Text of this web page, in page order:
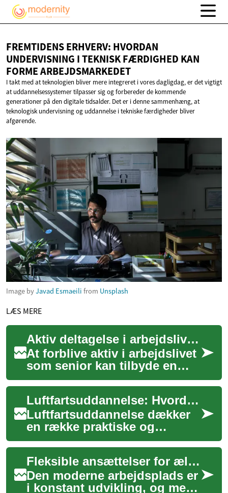
FREMTIDENS ERHVERV: HVORDAN
UNDERVISNING I TEKNISK FÆRDIGHED KAN
FORME ARBEJDSMARKEDET
I takt med at teknologien bliver mere integreret i vores dagligdag, er det vigtigt
at uddannelsessystemer tilpasser sig og forbereder de kommende
generationer på den digitale tidsalder. Det er i denne sammenhæng, at
teknologisk undervisning og uddannelse i tekniske færdigheder bliver
afgørende.
Image byJavad Esmaeili from Unsplash
LÆS MERE
Aktiv deltagelse i arbejdslivet for seniorer
At forblive aktiv i arbejdslivet
som senior kan tilbyde en
række fordele, både
personligt og
samfundsmæssigt. Med en ...
Luftfartsuddannelse: Hvordan træning former en karriere
Luftfartsuddannelse dækker
en række praktiske og
teoretiske mål, der forbereder
mennesker til arbejde med fly
og luft...
Fleksible ansættelser for ældre arbejdstagere
Den moderne arbejdsplads er
i konstant udvikling, og med